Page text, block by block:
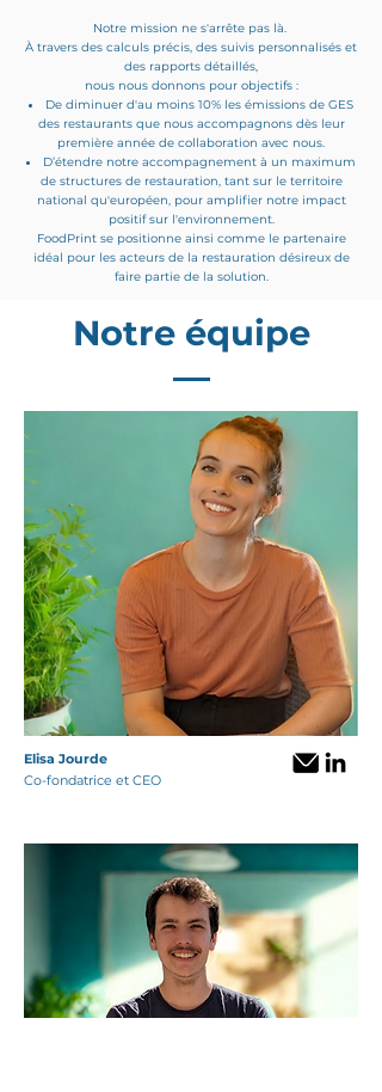
Notre mission ne s'arrête pas là.
À travers des calculs précis, des suivis personnalisés et
des rapports détaillés,
nous nous donnons pour objectifs :
De diminuer d'au moins 10% les émissions de GES
des restaurants que nous accompagnons dès leur
première année de collaboration avec nous.
D’étendre notre accompagnement à un maximum
de structures de restauration, tant sur le territoire
national qu'européen, pour amplifier notre impact
positif sur l'environnement.
FoodPrint se positionne ainsi comme le partenaire
idéal pour les acteurs de la restauration désireux de
faire partie de la solution.
Notre équipe
Elisa Jourde
Co-fondatrice et CEO